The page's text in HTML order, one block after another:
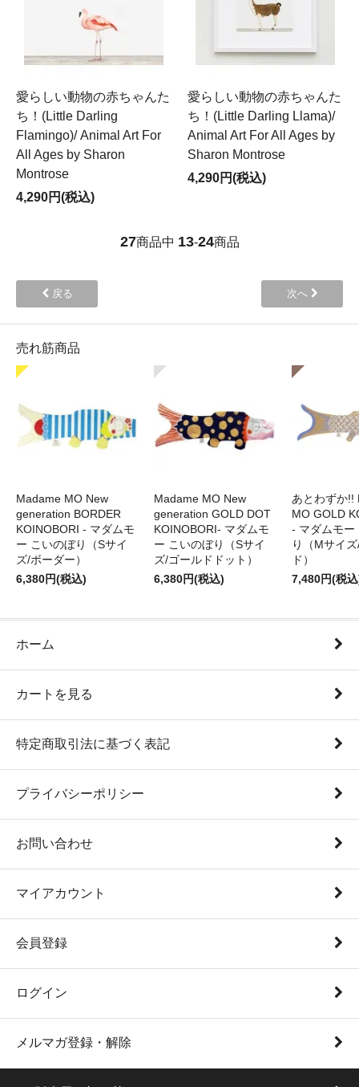
愛らしい動物の赤ちゃんた
ち！(Little Darling
Flamingo)/ Animal Art For
All Ages by Sharon
Montrose
4,290円(税込)
愛らしい動物の赤ちゃんた
ち！(Little Darling Llama)/
Animal Art For All Ages by
Sharon Montrose
4,290円(税込)
27商品中 13-24商品
戻る 次へ
売れ筋商品
Madame MO New
generation BORDER
KOINOBORI - マダムモ
ー こいのぼり（Sサイ
ズ/ボーダー）
6,380円(税込)
Madame MO New
generation GOLD DOT
KOINOBORI- マダムモ
ー こいのぼり（Sサイ
ズ/ゴールドドット）
6,380円(税込)
あとわずか!!
MO GOLD
- マダムモー
り（Mサイ
ド）
7,480円(税
ホーム
カートを見る
特定商取引法に基づく表記
プライバシーポリシー
お問い合わせ
マイアカウント
会員登録
ログイン
メルマガ登録・解除